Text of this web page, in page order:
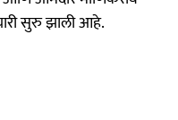
सुरु झाली आहे.